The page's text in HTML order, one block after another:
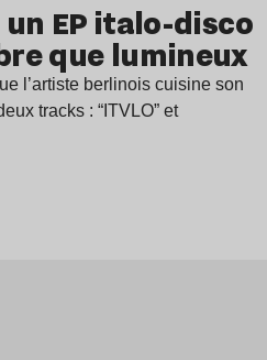
EP italo-disco
que lumineux
l’artiste berlinois cuisine son
tracks : “ITVLO” et